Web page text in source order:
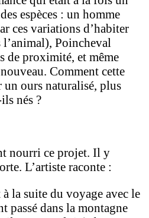
espèces : un homme
ces variations d’habiter
Poincheval
de proximité, et même
Comment cette
un ours naturalisé, plus
nés ?
nourri ce projet. Il y
L’artiste raconte :
la suite du voyage avec le
passé dans la montagne